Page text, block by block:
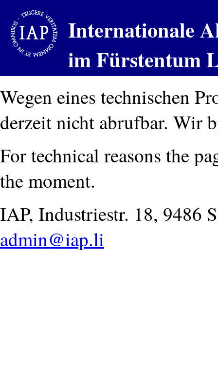
Internationale
im Fürstentum
Wegen eines technischen
derzeit nicht abrufbar. Wir
For technical reasons the
the moment.
IAP, Industriestr. 18, 9486
admin@iap.li